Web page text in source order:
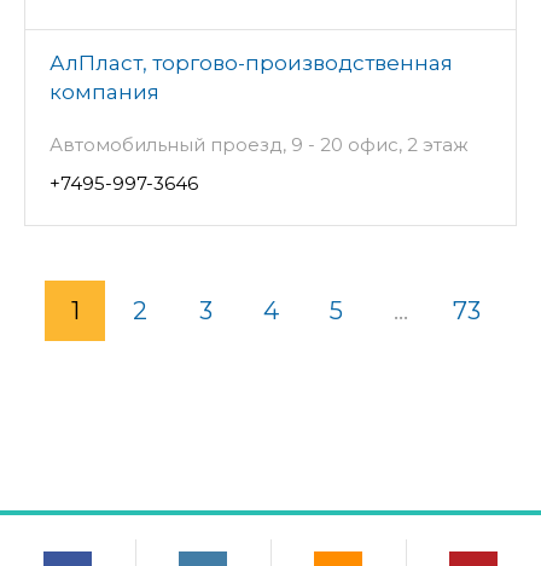
АлПласт, торгово-производственная
компания
Автомобильный проезд, 9 - 20 офис, 2 этаж
+7495-997-3646
1 2 3 4 5 ... 73